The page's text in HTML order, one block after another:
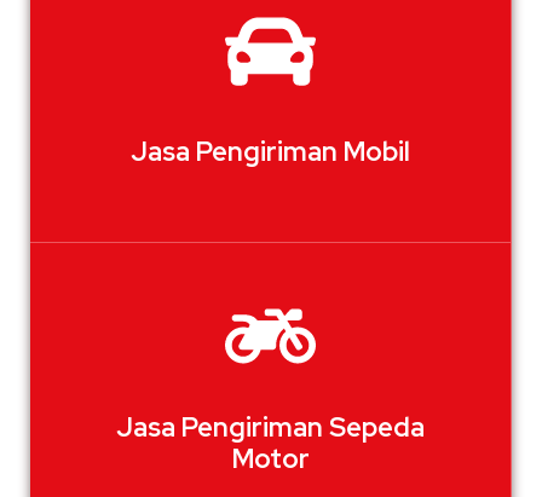
Jasa Pengiriman Mobil
Jasa Pengiriman Sepeda
Motor